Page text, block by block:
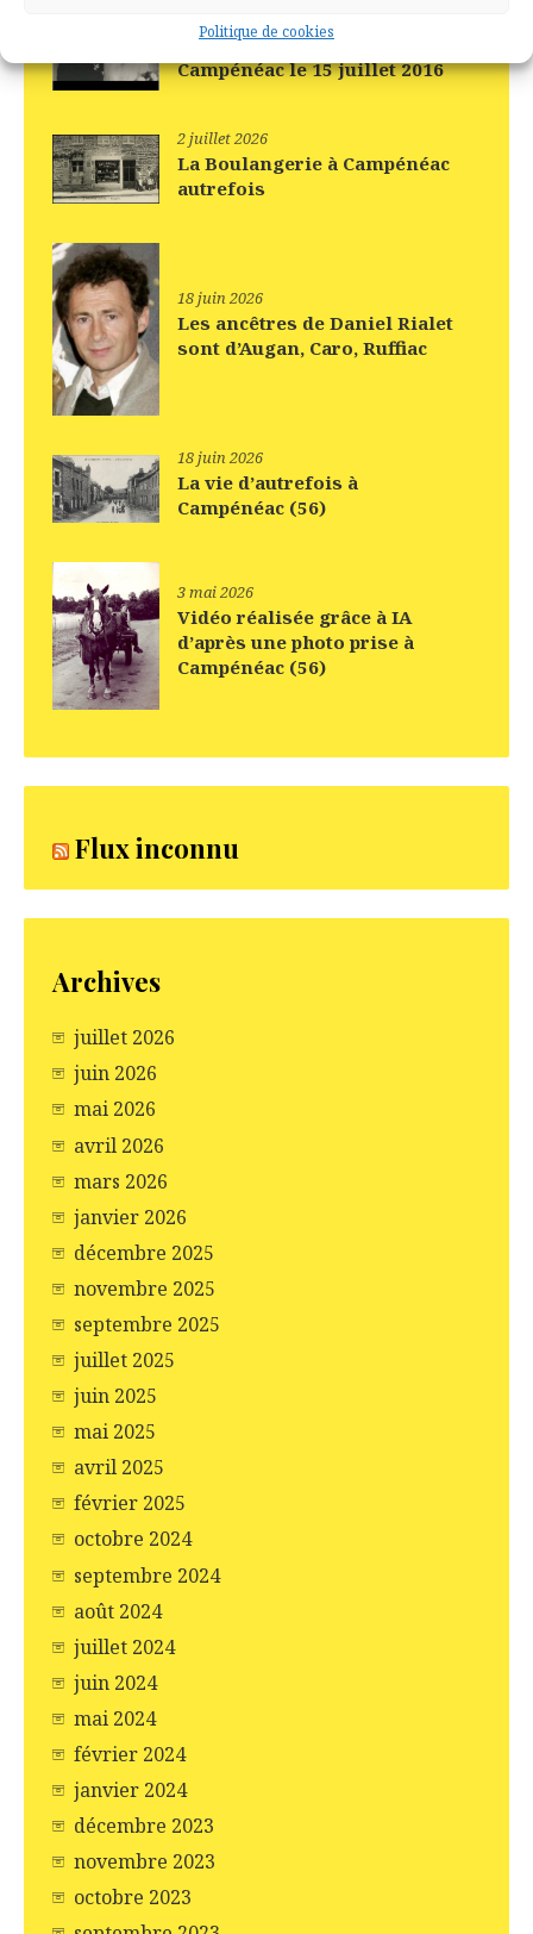
Politique de cookies
Il y a 10 ans jour pour jour –
Campénéac le 15 juillet 2016
2 juillet 2026
La Boulangerie à Campénéac
autrefois
18 juin 2026
Les ancêtres de Daniel Rialet
sont d’Augan, Caro, Ruffiac
18 juin 2026
La vie d’autrefois à
Campénéac (56)
3 mai 2026
Vidéo réalisée grâce à IA
d’après une photo prise à
Campénéac (56)
Flux inconnu
Archives
juillet 2026
juin 2026
mai 2026
avril 2026
mars 2026
janvier 2026
décembre 2025
novembre 2025
septembre 2025
juillet 2025
juin 2025
mai 2025
avril 2025
février 2025
octobre 2024
septembre 2024
août 2024
juillet 2024
juin 2024
mai 2024
février 2024
janvier 2024
décembre 2023
novembre 2023
octobre 2023